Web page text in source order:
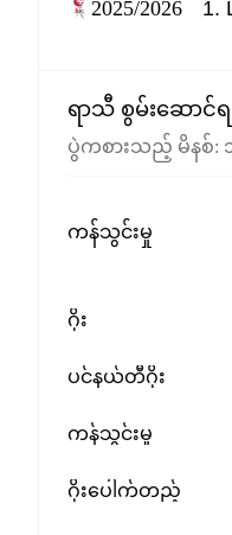
2025/2026
ရာသီ စွမ်းဆောင်
ပွဲကစားသည့် မိနစ်:
ကန်သွင်းမှု
ဂိုး
ပင်နယ်တီဂိုး
ကန်သွင်းမှု
ဂိုးပေါက်တည့်